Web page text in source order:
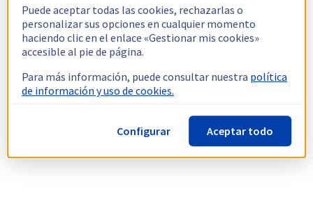
Puede aceptar todas las cookies, rechazarlas o
personalizar sus opciones en cualquier momento
haciendo clic en el enlace «Gestionar mis cookies»
accesible al pie de página.
Para más información, puede consultar nuestra política
de información y uso de cookies.
Configurar Aceptar todo